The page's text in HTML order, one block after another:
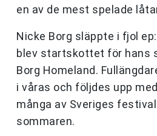
en av de mest spelade
Nicke Borg släppte i fjol
blev startskottet för hans
Borg Homeland.
i våras och följdes upp
många av Sveriges
sommaren.